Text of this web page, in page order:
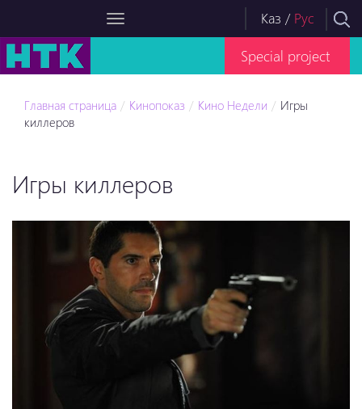
Каз / Рус
Special project
Главная страница Кинопоказ Кино Недели
Игры
киллеров
Игры киллеров